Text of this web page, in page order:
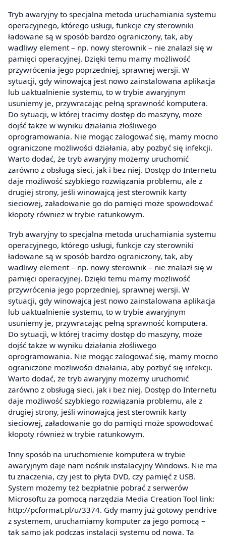
Tryb awaryjny to specjalna metoda uruchamiania systemu
operacyjnego, którego usługi, funkcje czy sterowniki
ładowane są w sposób bardzo ograniczony, tak, aby
wadliwy element – np. nowy sterownik – nie znalazł się w
pamięci operacyjnej. Dzięki temu mamy możliwość
przywrócenia jego poprzedniej, sprawnej wersji. W
sytuacji, gdy winowajcą jest nowo zainstalowana aplikacja
lub uaktualnienie systemu, to w trybie awaryjnym
usuniemy je, przywracając pełną sprawność komputera.
Do sytuacji, w której tracimy dostęp do maszyny, może
dojść także w wyniku działania złośliwego
oprogramowania. Nie mogąc zalogować się, mamy mocno
ograniczone możliwości działania, aby pozbyć się infekcji.
Warto dodać, że tryb awaryjny możemy uruchomić
zarówno z obsługą sieci, jak i bez niej. Dostęp do Internetu
daje możliwość szybkiego rozwiązania problemu, ale z
drugiej strony, jeśli winowajcą jest sterownik karty
sieciowej, załadowanie go do pamięci może spowodować
kłopoty również w trybie ratunkowym.
Tryb awaryjny to specjalna metoda uruchamiania systemu
operacyjnego, którego usługi, funkcje czy sterowniki
ładowane są w sposób bardzo ograniczony, tak, aby
wadliwy element – np. nowy sterownik – nie znalazł się w
pamięci operacyjnej. Dzięki temu mamy możliwość
przywrócenia jego poprzedniej, sprawnej wersji. W
sytuacji, gdy winowajcą jest nowo zainstalowana aplikacja
lub uaktualnienie systemu, to w trybie awaryjnym
usuniemy je, przywracając pełną sprawność komputera.
Do sytuacji, w której tracimy dostęp do maszyny, może
dojść także w wyniku działania złośliwego
oprogramowania. Nie mogąc zalogować się, mamy mocno
ograniczone możliwości działania, aby pozbyć się infekcji.
Warto dodać, że tryb awaryjny możemy uruchomić
zarówno z obsługą sieci, jak i bez niej. Dostęp do Internetu
daje możliwość szybkiego rozwiązania problemu, ale z
drugiej strony, jeśli winowajcą jest sterownik karty
sieciowej, załadowanie go do pamięci może spowodować
kłopoty również w trybie ratunkowym.
Inny sposób na uruchomienie komputera w trybie
awaryjnym daje nam nośnik instalacyjny Windows. Nie ma
tu znaczenia, czy jest to płyta DVD, czy pamięć z USB.
System możemy też bezpłatnie pobrać z serwerów
Microsoftu za pomocą narzędzia Media Creation Tool link:
http://pcformat.pl/u/3374. Gdy mamy już gotowy pendrive
z systemem, uruchamiamy komputer za jego pomocą –
tak samo jak podczas instalacji systemu od nowa. Ta